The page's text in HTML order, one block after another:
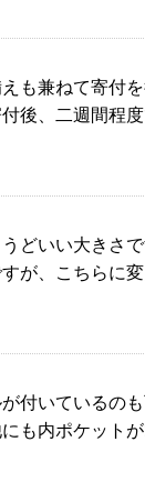
も兼ねて寄付
後、二週間程
どいい大きさ
が、こちらに
付いているの
も内ポケット